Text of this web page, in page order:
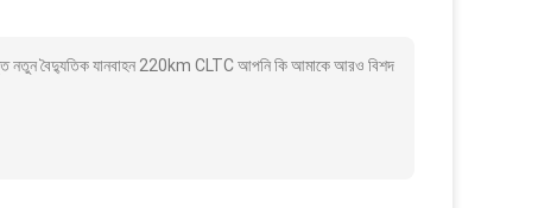
নতুন বৈদ্যুতিক যানবাহন 220km CLTC আপনি কি আমাকে আরও বিশদ